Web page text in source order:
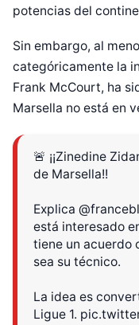
potencias del
Sin embargo, al
categóricamente la
Frank McCourt, ha
Marsella no está en
🚨 ¡¡Zinedine
de Marsella!!
Explica
está interesado
tiene un acuerdo
sea su técnico.
La idea es
Ligue 1.